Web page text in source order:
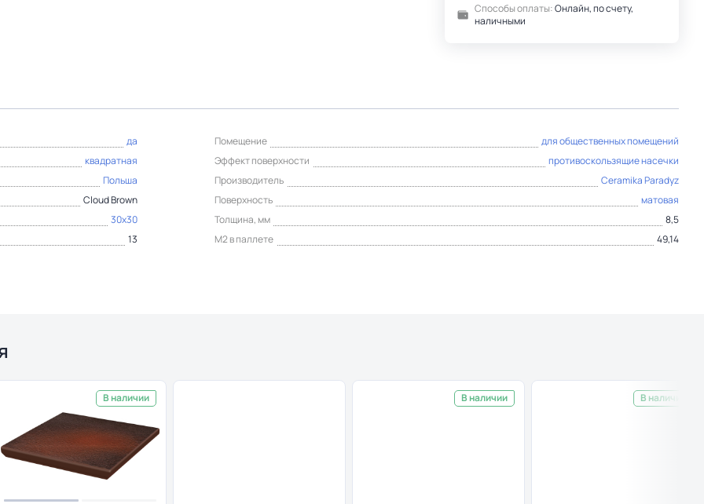
Способы оплаты:Онлайн, по счету,
наличными
да Помещение
для общественных помещений
квадратная Эффект поверхности
противоскользящие насечки
Польша Производитель
Ceramika Paradyz
Cloud Brown Поверхность
матовая
30x30 Толщина, мм
8,5
13 М2 в паллете 49,14
В наличии В наличии В наличии